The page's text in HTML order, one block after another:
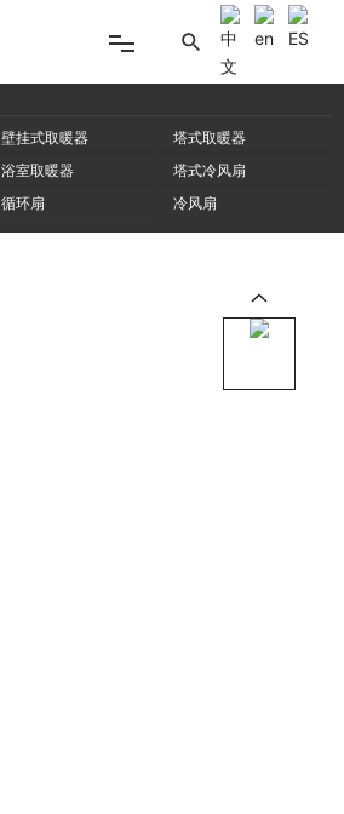
壁挂式取暖器
塔式取暖器
浴室取暖器
塔式冷风扇
循环扇 冷风扇